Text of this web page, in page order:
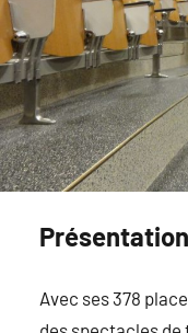
Avec ses 378